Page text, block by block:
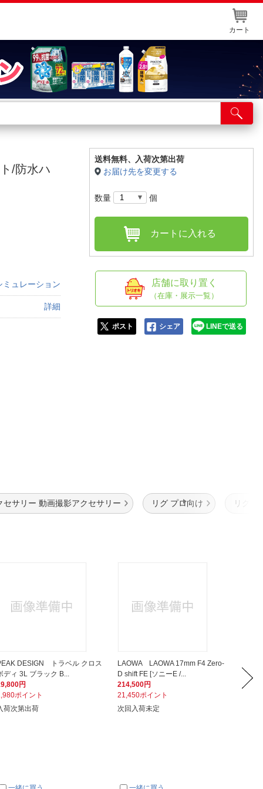
カート
舗サービス
ト取り置き
情報・店舗一覧
情報
/防水ハ
ミュレーション
詳細
送料無料、
入荷次第出荷
お届け先を変更する
数量 個
カートに入れる
店舗に取り置く
（在庫・展示一覧）
ポスト シェア LINEで送る
セサリー 動画撮影アクセサリー リグ プロ向け リグ用
DESIGN トラベル クロス
ディ 3L ブラック B...
円
ポイント
荷次第出荷
LAOWA LAOWA 17mm F4 Zero-
D shift FE [ソニーE /...
214,500円
21,450ポイント
次回入荷未定
TSA-02
6,160円